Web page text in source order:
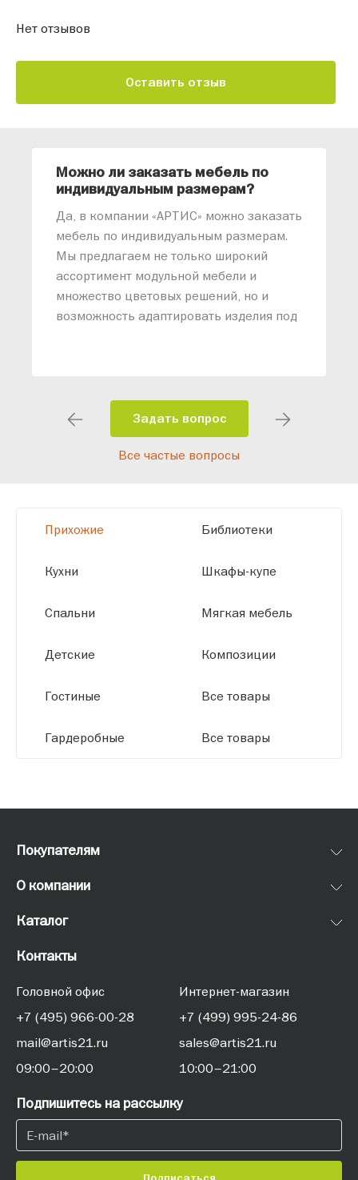
Нет отзывов
Оставить отзыв
Можно ли заказать мебель по
индивидуальным размерам?
Да, в компании «АРТИС» можно заказать
мебель по индивидуальным размерам.
Мы предлагаем не только широкий
ассортимент модульной мебели и
множество цветовых решений, но и
возможность адаптировать изделия под
помещения и личные пожелания.
Благодаря современному
высокотехнологичному оборудованию
размерам.
Задать вопрос
Все частые вопросы
Прихожие
Кухни
Спальни
Детские
Гостиные
Гардеробные
Библиотеки
Шкафы-купе
Мягкая мебель
Композиции
Все товары
Все товары
Покупателям
О компании
Каталог
Контакты
Головной офис
+7 (495) 966-00-28
mail@artis21.ru
09:00–20:00
Интернет-магазин
+7 (499) 995-24-86
sales@artis21.ru
10:00–21:00
Подпишитесь на рассылку